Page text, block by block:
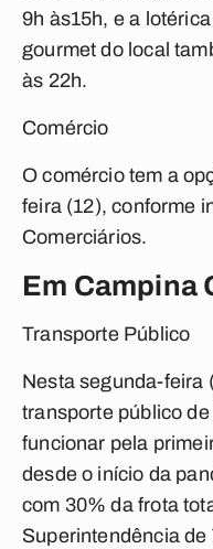
9h às15h, e a
gourmet do local
às 22h.
Comércio
O comércio tem a
feira (12), conforme
Comerciários.
Em Campina
Transporte Público
Nesta segunda-feira
transporte público
funcionar pela
desde o início da
com 30% da frota
Superintendência